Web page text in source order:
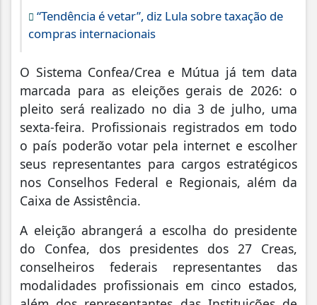
“Tendência é vetar”, diz Lula sobre taxação de
compras internacionais
O Sistema Confea/Crea e Mútua já tem data
marcada para as eleições gerais de 2026: o
pleito será realizado no dia 3 de julho, uma
sexta-feira. Profissionais registrados em todo
o país poderão votar pela internet e escolher
seus representantes para cargos estratégicos
nos Conselhos Federal e Regionais, além da
Caixa de Assistência.
A eleição abrangerá a escolha do presidente
do Confea, dos presidentes dos 27 Creas,
conselheiros federais representantes das
modalidades profissionais em cinco estados,